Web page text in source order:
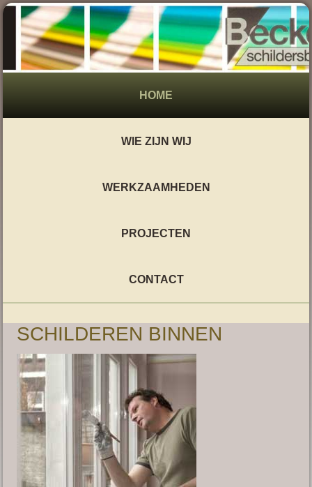
HOME
WIE ZIJN WIJ
WERKZAAMHEDEN
PROJECTEN
CONTACT
SCHILDEREN BINNEN